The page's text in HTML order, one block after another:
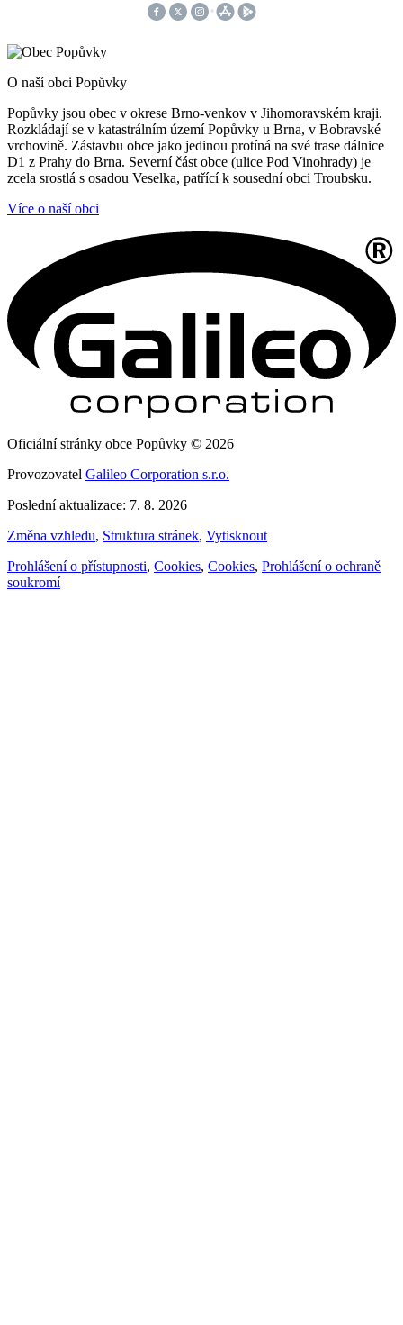
O naší obci Popůvky
Popůvky jsou obec v okrese Brno-venkov v Jihomoravském kraji.
Rozkládají se v katastrálním území Popůvky u Brna, v Bobravské
vrchovině. Zástavbu obce jako jedinou protíná na své trase dálnice
D1 z Prahy do Brna. Severní část obce (ulice Pod Vinohrady) je
zcela srostlá s osadou Veselka, patřící k sousední obci Troubsku.
Více o naší obci
Oficiální stránky obce Popůvky © 2026
Provozovatel Galileo Corporation s.r.o.
Poslední aktualizace: 7. 8. 2026
Změna vzhledu, Struktura stránek, Vytisknout
Prohlášení o přístupnosti, Cookies, Cookies, Prohlášení o ochraně
soukromí